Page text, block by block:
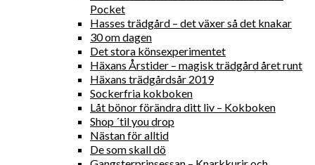
Pocket
Hasses trädgård – det växer så det knakar
30 om dagen
Det stora könsexperimentet
Häxans Årstider – magisk trädgård året runt
Häxans trädgårdsår 2019
Sockerfria kokboken
Låt bönor förändra ditt liv – Kokboken
Shop ´til you drop
Nästan för alltid
De som skall dö